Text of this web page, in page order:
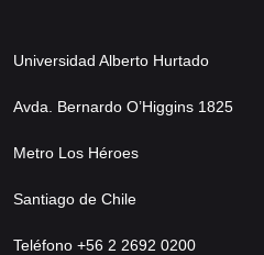
Universidad Alberto Hurtado
Avda. Bernardo O’Higgins 1825
Metro Los Héroes
Santiago de Chile
Teléfono +56 2 2692 0200